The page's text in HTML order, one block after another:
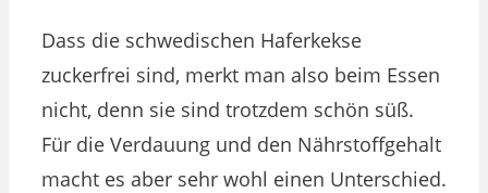
Dass die schwedischen Haferkekse
zuckerfrei sind, merkt man also beim Essen
nicht, denn sie sind trotzdem schön süß.
Für die Verdauung und den Nährstoffgehalt
macht es aber sehr wohl einen Unterschied.